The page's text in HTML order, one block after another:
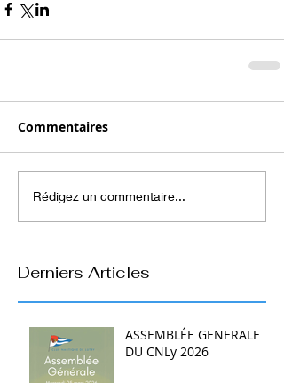
Commentaires
Rédigez un commentaire...
Derniers Articles
ASSEMBLÉE GENERALE
DU CNLy 2026